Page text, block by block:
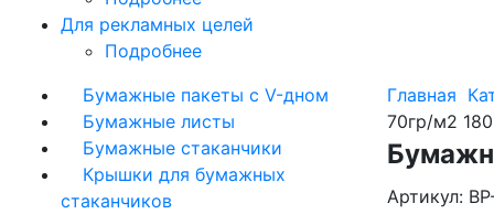
Для рекламных целей
Подробнее
Бумажные пакеты с V-дном
Бумажные листы
Бумажные стаканчики
Крышки для бумажных
стаканчиков
Главная
70гр/м2
Артикул: